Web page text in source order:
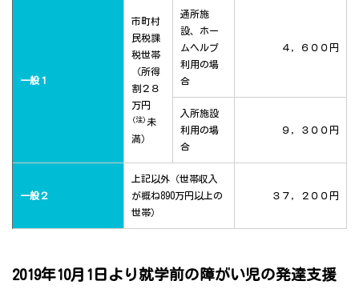
一般１
市町村
民税課
税世帯
（所得
割２８
万円
(注) 未
満）
通所施
設、ホー
ムヘルプ
利用の場
合
４，６００円
入所施設
利用の場
合
９，３００円
一般２
上記以外（世帯収入
が概ね890万円以上の
世帯）
３７，２００円
2019年10月1日より就学前の障がい児の発達支援